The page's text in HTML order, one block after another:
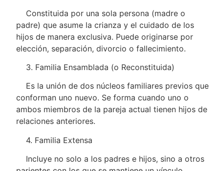
Constituida por una sola persona (madre o
padre) que asume la crianza y el cuidado de los
hijos de manera exclusiva. Puede originarse por
elección, separación, divorcio o fallecimiento.
3. Familia Ensamblada (o Reconstituida)
Es la unión de dos núcleos familiares previos que
conforman uno nuevo. Se forma cuando uno o
ambos miembros de la pareja actual tienen hijos de
relaciones anteriores.
4. Familia Extensa
Incluye no solo a los padres e hijos, sino a otros